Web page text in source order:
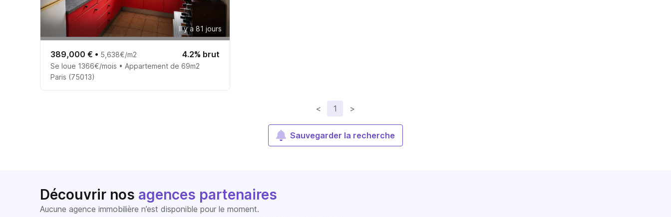
Il y a 81 jours
389,000 € • 5,638€/m2 4.2% brut
Se loue 1366€/mois • Appartement de 69m2
Paris (75013)
< 1 >
Sauvegarder la recherche
Découvrir nos agences partenaires
Aucune agence immobilière n’est disponible pour le moment.